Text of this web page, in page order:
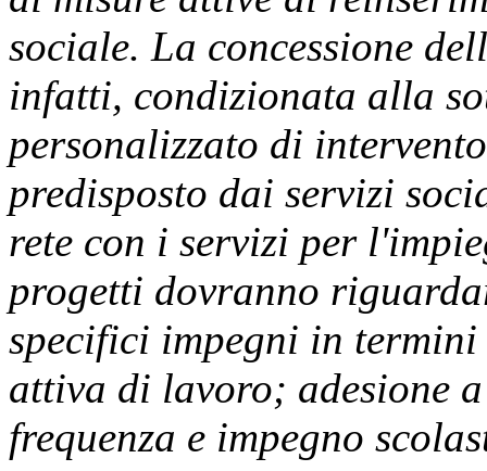
sociale. La concessione
infatti, condizionata alla
personalizzato di
predisposto dai servizi
rete con i servizi per
progetti dovranno
specifici impegni in
attiva di lavoro; adesione
frequenza e impegno